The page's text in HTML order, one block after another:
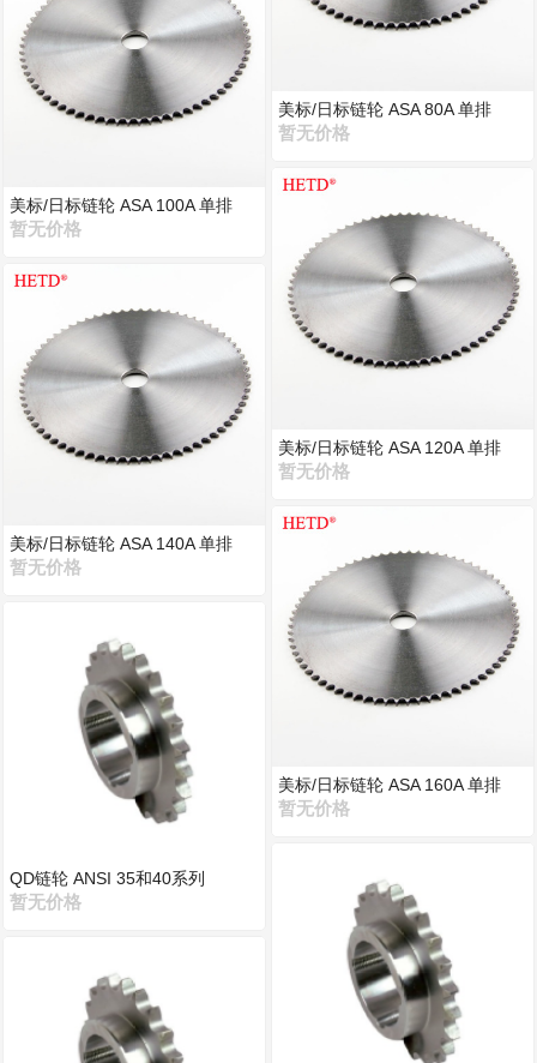
美标/日标链轮 ASA 100A 单排
暂无价格
美标/日标链轮 ASA 140A 单排
暂无价格
QD链轮 ANSI 35和40系列
暂无价格
美标/日标链轮 ASA 80A 单排
暂无价格
美标/日标链轮 ASA 120A 单排
暂无价格
美标/日标链轮 ASA 160A 单排
暂无价格